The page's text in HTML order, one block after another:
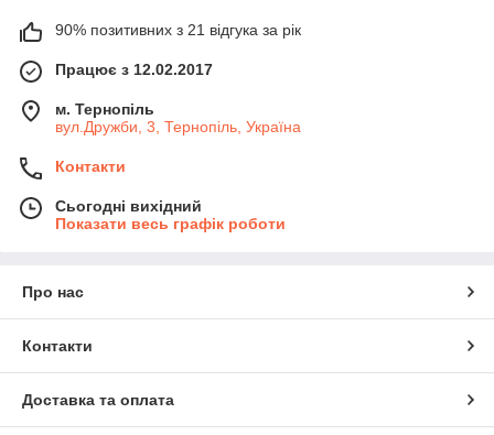
90% позитивних з 21 відгука за рік
Працює з 12.02.2017
м. Тернопіль
вул.Дружби, 3, Тернопіль, Україна
Контакти
Сьогодні вихідний
Показати весь графік роботи
Про нас
Контакти
Доставка та оплата